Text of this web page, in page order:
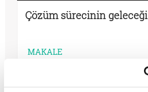
Çözüm sürecinin geleceği
MAKALE